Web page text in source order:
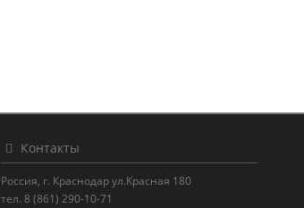
Контакты
Россия, г. Краснодар ул.Красная 180
тел. 8 (861) 290-10-71